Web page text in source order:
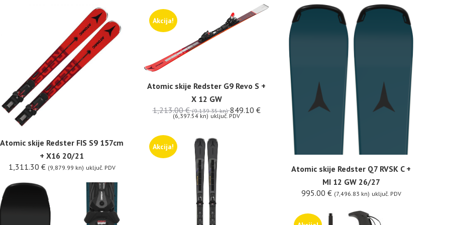
Atomic skije Redster FIS S9 157cm
+ X16 20/21
1,311.30 € (9,879.99 kn) uključ. PDV
Akcija!
Atomic skije Redster G9 Revo S +
X 12 GW
1,213.00€ (9,139.35 kn) 849.10 €
(6,397.54 kn) uključ. PDV
Atomic skije Redster Q7 RVSK C +
MI 12 GW 26/27
995.00 € (7,496.83 kn) uključ. PDV
Akcija!